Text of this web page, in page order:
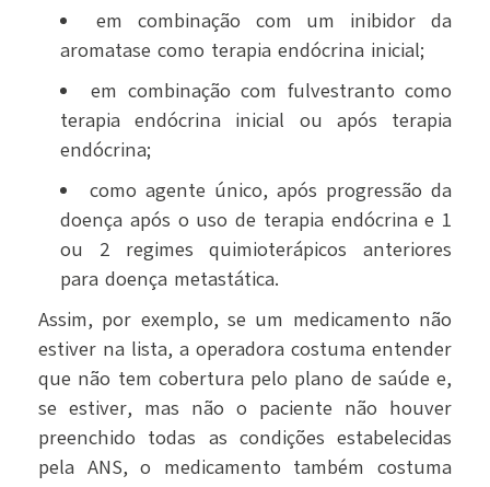
em combinação com um inibidor da
aromatase como terapia endócrina inicial;
em combinação com fulvestranto como
terapia endócrina inicial ou após terapia
endócrina;
como agente único, após progressão da
doença após o uso de terapia endócrina e 1
ou 2 regimes quimioterápicos anteriores
para doença metastática.
Assim, por exemplo, se um medicamento não
estiver na lista, a operadora costuma entender
que não tem cobertura pelo plano de saúde e,
se estiver, mas não o paciente não houver
preenchido todas as condições estabelecidas
pela ANS, o medicamento também costuma